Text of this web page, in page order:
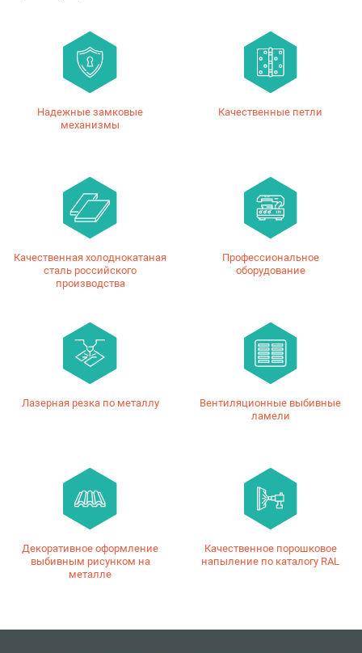
Надежные замковые
механизмы
Качественные петли
Качественная холоднокатаная
сталь российского
производства
Профессиональное
оборудование
Лазерная резка по металлу
Вентиляционные выбивные
ламели
Декоративное оформление
выбивным рисунком на
металле
Качественное порошковое
напыление по каталогу RAL